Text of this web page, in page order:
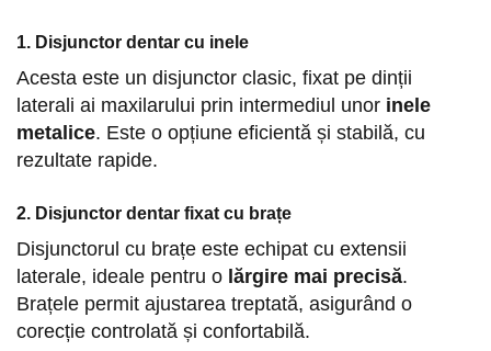
1. Disjunctor dentar cu inele
Acesta este un disjunctor clasic, fixat pe dinții
laterali ai maxilarului prin intermediul unor inele
metalice. Este o opțiune eficientă și stabilă, cu
rezultate rapide.
2. Disjunctor dentar fixat cu brațe
Disjunctorul cu brațe este echipat cu extensii
laterale, ideale pentru o lărgire mai precisă.
Brațele permit ajustarea treptată, asigurând o
corecție controlată și confortabilă.